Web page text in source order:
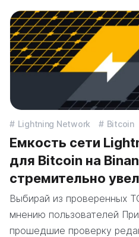
Lightning Network Bitcoin
Емкость сети
для Bitcoin на
стремительно
Выбирай из проверенных
мнению пользователей
прошедшие проверку